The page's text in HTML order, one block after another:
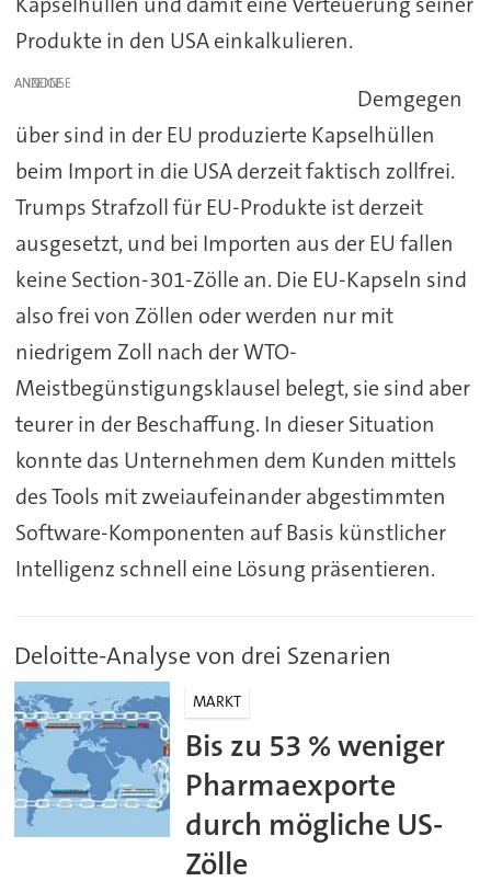
Produkte in den USA einkalkulieren.
ANZEIGE
Demgegen
über sind in der EU produzierte Kapselhüllen
beim Import in die USA derzeit faktisch zollfrei.
Trumps Strafzoll für EU-Produkte ist derzeit
ausgesetzt, und bei Importen aus der EU fallen
keine Section-301-Zölle an. Die EU-Kapseln sind
also frei von Zöllen oder werden nur mit
niedrigem Zoll nach der WTO-
Meistbegünstigungsklausel belegt, sie sind aber
teurer in der Beschaffung. In dieser Situation
konnte das Unternehmen dem Kunden mittels
des Tools mit zweiaufeinander abgestimmten
Software-Komponenten auf Basis künstlicher
Intelligenz schnell eine Lösung präsentieren.
Deloitte-Analyse von drei Szenarien
MARKT
Bis zu 53 % weniger
Pharmaexporte
durch mögliche US-
Zölle